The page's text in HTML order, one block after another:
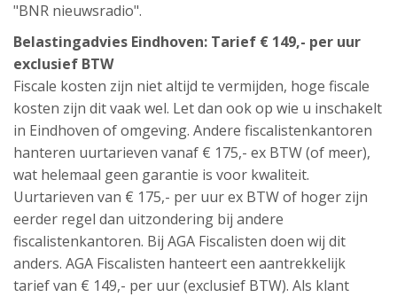
"BNR nieuwsradio".
Belastingadvies Eindhoven: Tarief € 149,- per uur
exclusief BTW
Fiscale kosten zijn niet altijd te vermijden, hoge fiscale
kosten zijn dit vaak wel. Let dan ook op wie u inschakelt
in Eindhoven of omgeving. Andere fiscalistenkantoren
hanteren uurtarieven vanaf € 175,- ex BTW (of meer),
wat helemaal geen garantie is voor kwaliteit.
Uurtarieven van € 175,- per uur ex BTW of hoger zijn
eerder regel dan uitzondering bij andere
fiscalistenkantoren. Bij AGA Fiscalisten doen wij dit
anders. AGA Fiscalisten hanteert een aantrekkelijk
tarief van € 149,- per uur (exclusief BTW). Als klant